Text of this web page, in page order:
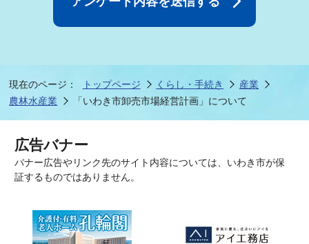
現在のページ： トップページ くらし・手続き
産業
農林水産業
「いわき市卸売市場経営計画」について
広告バナー
バナー広告やリンク先のサイト内容については、いわき市が保
証するものではありません。